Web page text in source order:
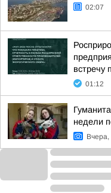
02:07
встречу
01:12
недели
Вчера,